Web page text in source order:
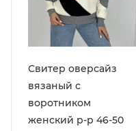
Свитер оверсайз
вязаный с
воротником
женский р-р 46-50